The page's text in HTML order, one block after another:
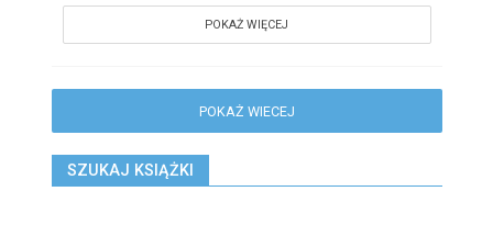
POKAŻ WIĘCEJ
POKAŻ WIECEJ
SZUKAJ KSIĄŻKI